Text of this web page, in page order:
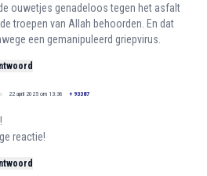
ouwetjes genadeloos tegen het asfalt
troepen van Allah behoorden. En dat
een gemanipuleerd griepvirus.
22 april 2025 om 13:36 + 93387
reactie!